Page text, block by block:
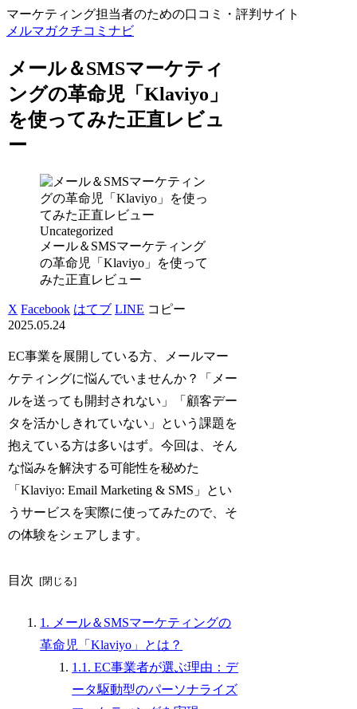
マーケティング担当者のための口コミ・評判サイト
メルマガクチコミナビ
メール＆SMSマーケティ
ングの革命児「Klaviyo」
を使ってみた正直レビュ
ー
Uncategorized
メール＆SMSマーケティング
の革命児「Klaviyo」を使って
みた正直レビュー
X Facebook はてブ LINE コピー
2025.05.24
EC事業を展開している方、メールマー
ケティングに悩んでいませんか？「メー
ルを送っても開封されない」「顧客デー
タを活かしきれていない」という課題を
抱えている方は多いはず。今回は、そん
な悩みを解決する可能性を秘めた
「Klaviyo: Email Marketing & SMS」とい
うサービスを実際に使ってみたので、そ
の体験をシェアします。
目次
1. メール＆SMSマーケティングの
革命児「Klaviyo」とは？
1.1. EC事業者が選ぶ理由：デ
ータ駆動型のパーソナライズ